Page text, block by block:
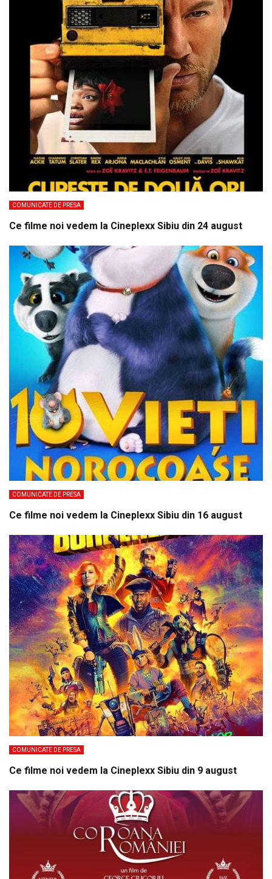
COMUNICATE DE PRESA
Ce filme noi vedem la Cineplexx Sibiu din 24 august
COMUNICATE DE PRESA
Ce filme noi vedem la Cineplexx Sibiu din 16 august
COMUNICATE DE PRESA
Ce filme noi vedem la Cineplexx Sibiu din 9 august